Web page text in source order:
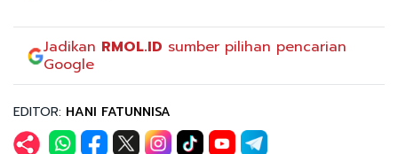
Jadikan RMOL.ID sumber pilihan pencarian
Google
EDITOR: HANI FATUNNISA